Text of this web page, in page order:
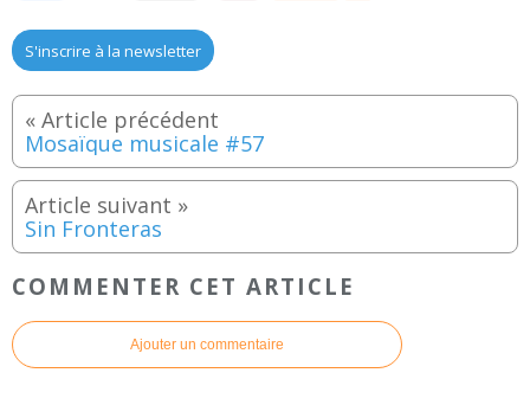
S'inscrire à la newsletter
Mosaïque musicale #57
Sin Fronteras
COMMENTER CET ARTICLE
Ajouter un commentaire